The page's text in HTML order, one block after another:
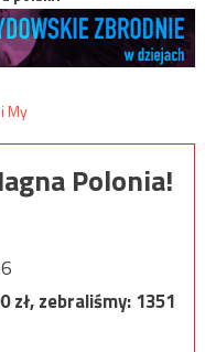
Polonia!
zł, zebraliśmy:1351